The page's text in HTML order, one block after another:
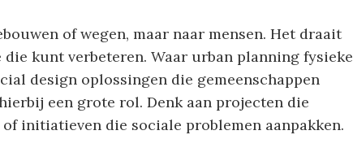
of wegen, maar naar mensen. Het draait
kunt verbeteren. Waar urban planning fysieke
design oplossingen die gemeenschappen
een grote rol. Denk aan projecten die
initiatieven die sociale problemen aanpakken.